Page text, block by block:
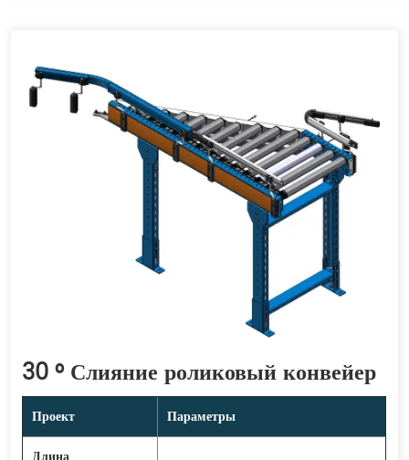
30 ° Слияние роликовый конвейер
Проект
Параметры